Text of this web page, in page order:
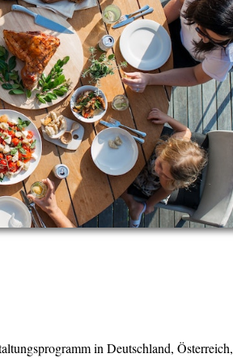
in Deutschland, Österreich,